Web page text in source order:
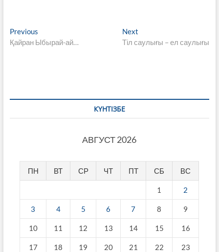
Навигация
по
PreviousPrevious
post:
Қайран Ыбырай-ай…
Next
post:
Тіл саулығы – ел саулығы
КҮНТІЗБЕ
АВГУСТ 2026
ПН ВТ СР ЧТ ПТ СБ ВС
1 2
3 4 5 6 7 8 9
10 11 12 13 14 15 16
17 18 19 20 21 22 23